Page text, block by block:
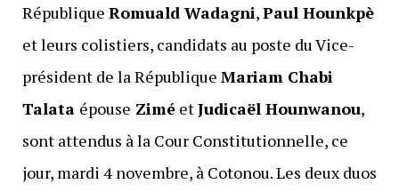
République Romuald Wadagni,Paul Hounkpè
et leurs colistiers, candidats au poste du Vice-
président de la République Mariam Chabi
Talata épouse ZiméetJudicaël Hounwanou,
sont attendus à la Cour Constitutionnelle, ce
jour, mardi 4 novembre, à Cotonou. Les deux duos